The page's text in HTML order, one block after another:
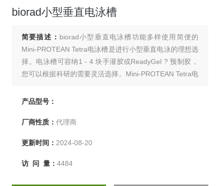
biorad小型垂直电泳槽
简要描述： biorad小型垂直电泳槽功能多样使用简便的
Mini-PROTEAN Tetra电泳槽是进行小型垂直电泳的理想选
择。电泳槽可容纳1 - 4 块手灌胶或ReadyGel ? 预制胶，
您可以根据科研的需要灵活选择。Mini-PROTEAN Tetra电
误组装。
产品型号：
厂商性质： 代理商
更新时间： 2024-08-20
访 问 量： 4484